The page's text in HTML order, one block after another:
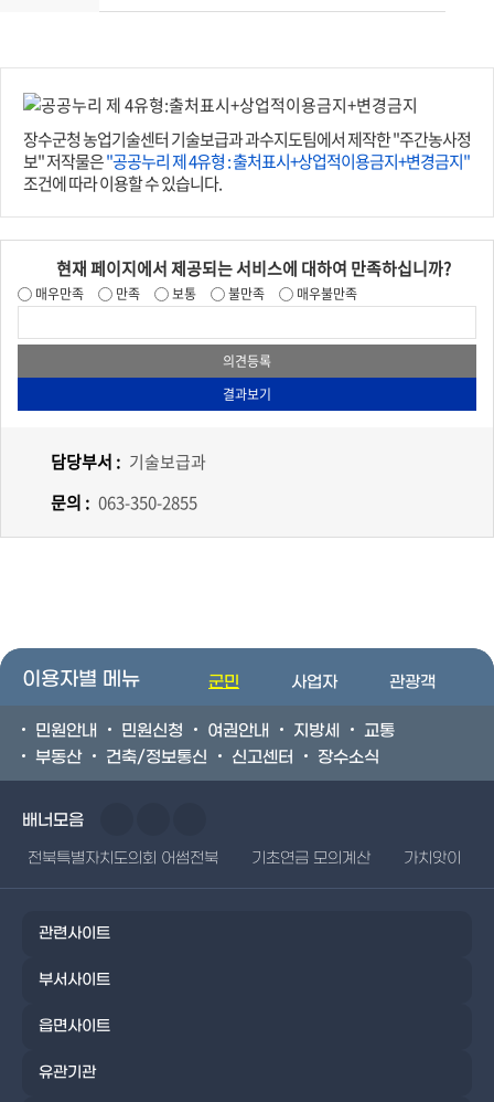
장수군청 농업기술센터 기술보급과 과수지도팀에서 제작한 "주간농사정
보" 저작물은"공공누리 제 4유형 : 출처표시+상업적이용금지+변경금지"
조건에 따라 이용할 수 있습니다.
현재 페이지에서 제공되는 서비스에 대하여 만족하십니까?
매우만족 만족 보통 불만족 매우불만족
담당부서 : 기술보급과
문의 : 063-350-2855
이용자별 메뉴 군민 사업자 관광객
민원안내 민원신청 여권안내 지방세
교통
부동산
건축/정보통신 신고센터 장수소식
배너모음
전북특별자치도의회 어썸전북 기초연금 모의계산 가치앗이
관련사이트
부서사이트
읍면사이트
유관기관